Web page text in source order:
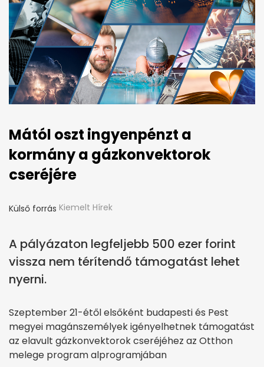
Mától oszt ingyenpénzt a
kormány a gázkonvektorok
cseréjére
Külső forrás Kiemelt Hírek
A pályázaton legfeljebb 500 ezer forint
vissza nem térítendő támogatást lehet
nyerni.
Szeptember 21-étől elsőként budapesti és Pest
megyei magánszemélyek igényelhetnek támogatást
az elavult gázkonvektorok cseréjéhez az Otthon
melege program alprogramjában